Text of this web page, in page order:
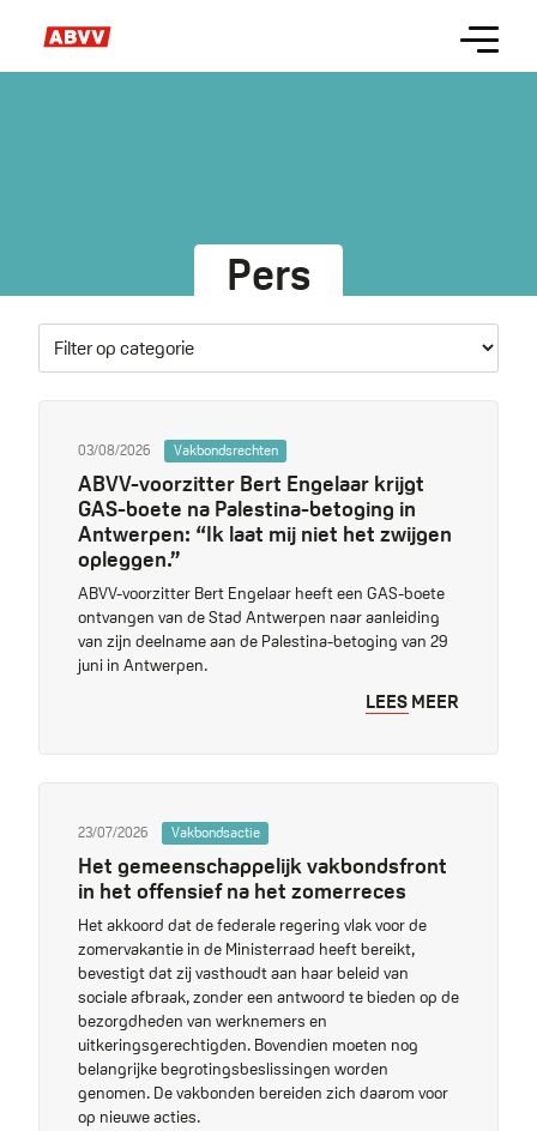
main
Menu
Pers
03/08/2026 Vakbondsrechten
ABVV-voorzitter Bert Engelaar krijgt
GAS-boete na Palestina-betoging in
Antwerpen: “Ik laat mij niet het zwijgen
opleggen.”
ABVV-voorzitter Bert Engelaar heeft een GAS-boete
ontvangen van de Stad Antwerpen naar aanleiding
van zijn deelname aan de Palestina-betoging van 29
juni in Antwerpen.
LEES MEER
23/07/2026 Vakbondsactie
Het gemeenschappelijk vakbondsfront
in het offensief na het zomerreces
Het akkoord dat de federale regering vlak voor de
zomervakantie in de Ministerraad heeft bereikt,
bevestigt dat zij vasthoudt aan haar beleid van
sociale afbraak, zonder een antwoord te bieden op de
bezorgdheden van werknemers en
uitkeringsgerechtigden. Bovendien moeten nog
belangrijke begrotingsbeslissingen worden
genomen. De vakbonden bereiden zich daarom voor
op nieuwe acties.